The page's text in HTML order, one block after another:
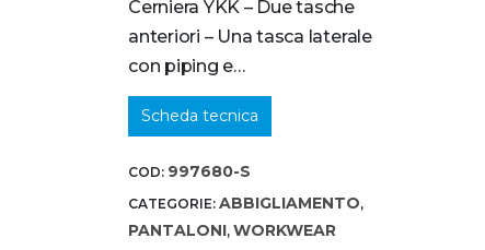
Cerniera YKK – Due tasche
anteriori – Una tasca laterale
con piping e…
Scheda tecnica
COD: 997680-S
CATEGORIE: ABBIGLIAMENTO,
PANTALONI, WORKWEAR